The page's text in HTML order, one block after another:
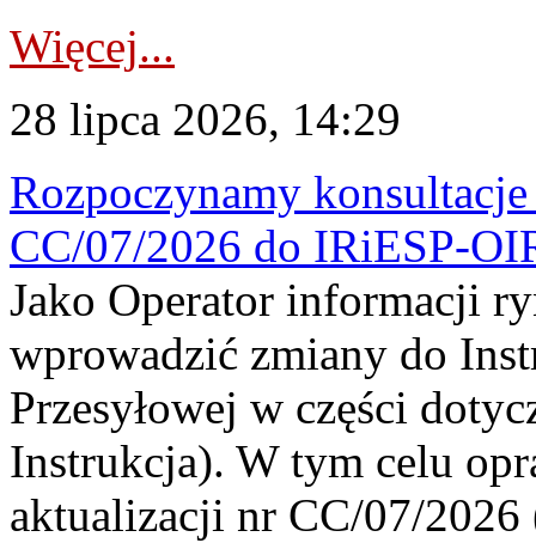
Więcej...
28 lipca 2026, 14:29
Rozpoczynamy
CC/07/2026 do IRiESP-
Jako Operator informacji
wprowadzić zmiany do
Przesyłowej w części
Instrukcja). W tym celu
aktualizacji nr CC/07/